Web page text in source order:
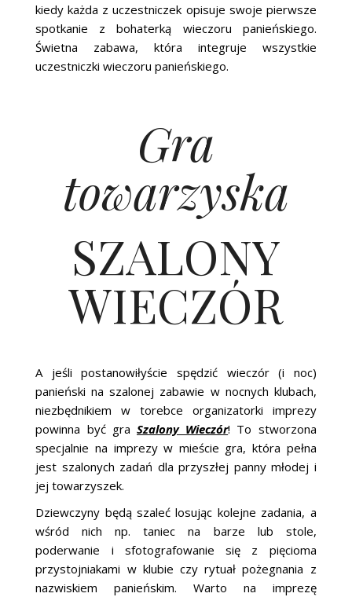
kiedy każda z uczestniczek opisuje swoje pierwsze
spotkanie z bohaterką wieczoru panieńskiego.
Świetna zabawa, która integruje wszystkie
uczestniczki wieczoru panieńskiego.
Gra
towarzyska
SZALONY
WIECZÓR
A jeśli postanowiłyście spędzić wieczór (i noc)
panieński na szalonej zabawie w nocnych klubach,
niezbędnikiem w torebce organizatorki imprezy
powinna być gra Szalony Wieczór! To stworzona
specjalnie na imprezy w mieście gra, która pełna
jest szalonych zadań dla przyszłej panny młodej i
jej towarzyszek.
Dziewczyny będą szaleć losując kolejne zadania, a
wśród nich np. taniec na barze lub stole,
poderwanie i sfotografowanie się z pięcioma
przystojniakami w klubie czy rytuał pożegnania z
nazwiskiem panieńskim. Warto na imprezę